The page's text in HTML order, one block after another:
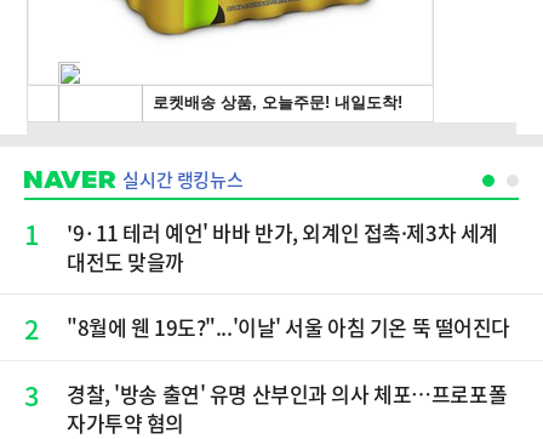
실시간 랭킹뉴스
1
'9·11 테러 예언' 바바 반가, 외계인 접촉·제3차 세계
대전도 맞을까
2 "8월에 웬 19도?"...'이날' 서울 아침 기온 뚝 떨어진다
3
경찰, '방송 출연' 유명 산부인과 의사 체포…프로포폴
자가투약 혐의